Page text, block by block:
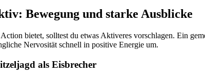
Bewegung und starke Ausblicke
bietet, solltest du etwas Aktiveres vorschlagen. Ein
Nervosität schnell in positive Energie um.
als Eisbrecher